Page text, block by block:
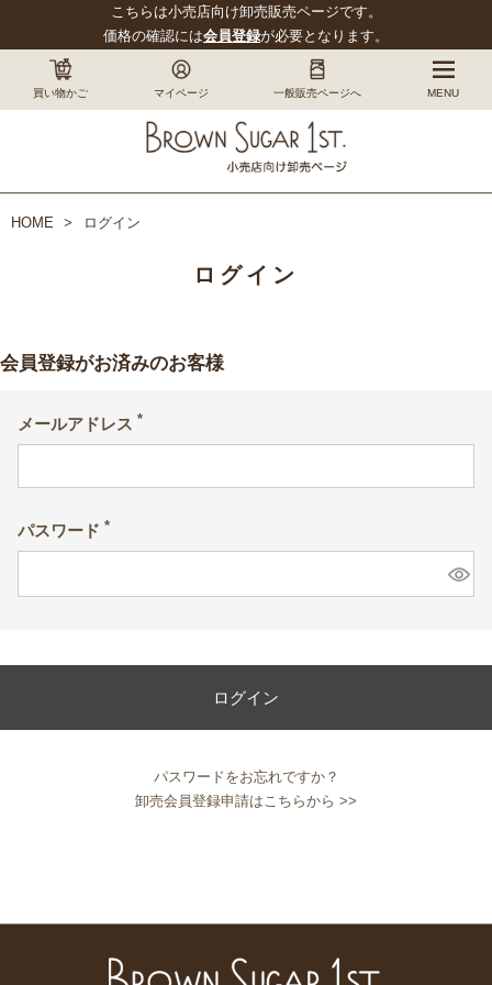
買い物かご マイページ 一般販売ページへ MENU
こちらは小売店向け卸売販売ページです。
価格の確認には会員登録が必要となります。
HOME ログイン
ログイン
会員登録がお済みのお客様
メールアドレス
(必
パスワード
(必
ログイン
パスワードをお忘れですか？
卸売会員登録申請はこちらから >>